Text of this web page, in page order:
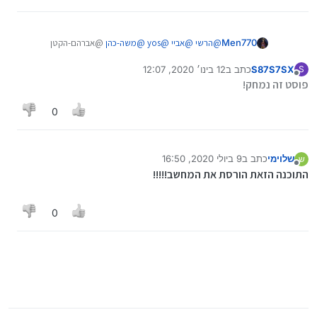
Men770
@הרשי @אביי @
yos
@משה-כהן @אברהם-הקטן
שגיאות או נתונים לא נכונים במדריכים עצמם.
S
מנותק
S87S7SXכתב ב12 בינו׳ 2020, 12:07
נערך לאחרונה על ידי
פוסט זה נמחק!
0
ש שלוימיכתב ב9 ביולי 2020, 16:50
נערך לאחרונה על ידי
התוכנה הזאת הורסת את המחשב!!!!!
0